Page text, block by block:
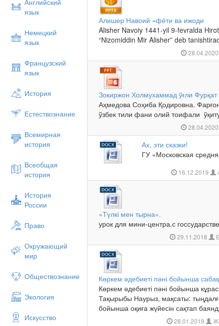
Английский
язык
Немецкий
язык
Французский
язык
История
Естествознание
Всемирная
история
Всеобщая
история
История
России
Право
Окружающий
мир
Обществознание
Экология
Искусство
Алишер Навоий =фёти ва ижоди
Alisher Navoiy 1441-yil 9-fevralda
“Nizomiddin Mir Alisher” deb
Зокиржон Холмухаммад ўғли
Аҳмедова Соҳиба Қодировна.
ўзбек тили фани олий тоифали
Ах, эти сказки!
ГУ «Московская
16.12.2019
«Түлкі мен тырна».
урок для мини-центра.с
29.11.2018
Көркем әдебиеті пәні бойынша
Көркем әдебиеті пәні бойынша
Тақырыбы Наурыз, мақсаты:
бойынша оқиға жүйесін сақтап
28.01.2019